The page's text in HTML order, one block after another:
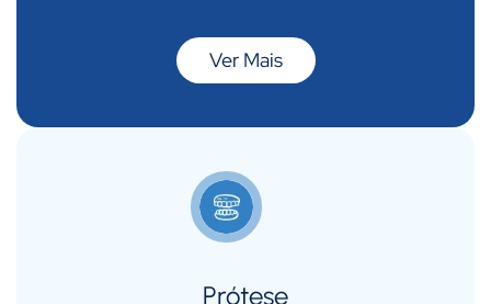
Ver Mais
Prótese